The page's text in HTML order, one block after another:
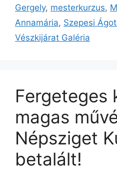
Gergely, mesterkurzus,
Annamária, Szepesi
Vészkijárat Galéria
Fergeteges
magas
Népsziget
betalált!